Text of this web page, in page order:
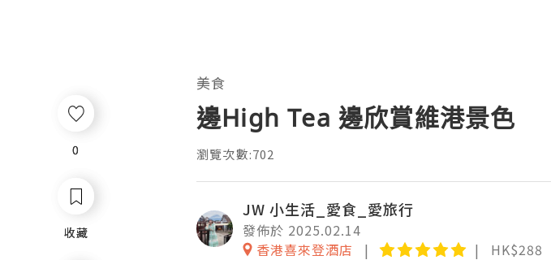
0
收藏
美食
邊High Tea 邊欣賞維港景色
瀏覽次數:702
JW 小生活_愛食_愛旅行
發佈於 2025.02.14
香港喜來登酒店
HK$288
0
收藏